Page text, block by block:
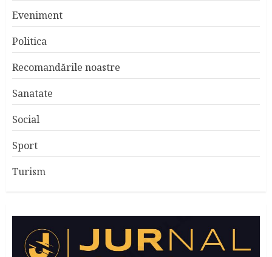
Eveniment
Politica
Recomandările noastre
Sanatate
Social
Sport
Turism